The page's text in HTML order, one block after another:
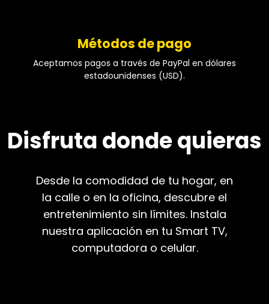
Métodos de pago
Aceptamos pagos a través de PayPal en dólares
estadounidenses (USD).
Disfruta donde quieras
Desde la comodidad de tu hogar, en
la calle o en la oficina, descubre el
entretenimiento sin límites. Instala
nuestra aplicación en tu Smart TV,
computadora o celular.